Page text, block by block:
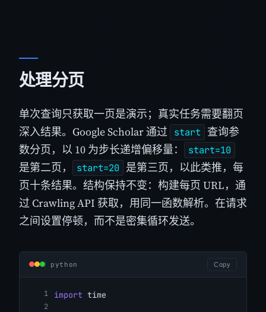
处理分页
单次查询只获取一页是演示；真实任务需要翻页
深入结果。Google Scholar 通过 start
查询参
数分页，以 10 为步长递增偏移量：
start=10
是第二页， start=20
是第三页，以此类推，每
页十条结果。结构保持不变：构建每页 URL，通
过 Crawling API 获取，用同一函数解析。在请求
之间设置停顿，而不是密集循环发送。
python Copy
import time